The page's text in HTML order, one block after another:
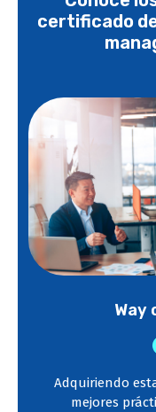
certificado
Way
Adquiriendo
mejores